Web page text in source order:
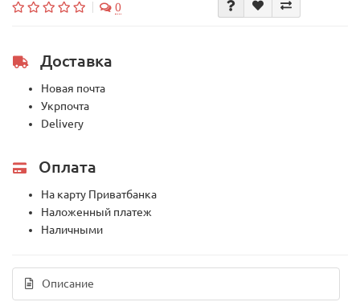
0
Доставка
Новая почта
Укрпочта
Delivery
Оплата
На карту Приватбанка
Наложенный платеж
Наличными
Описание